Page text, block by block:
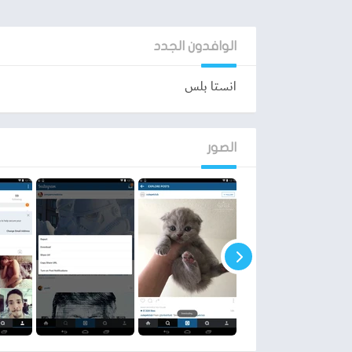
Plus الذي يسعى العديد على استخدامه لتمتع بهذه الخصائص.
تحميل انستا بلس Instagram Plus
يدعم النسخة المعادلة لتطبيقالانستجراملكل
هاتف واحد أو اصدار واحد فقط يمكنك تنزيله
تنزيل تقريباً حتى الآن وهذا يدل على مدى نجاح
يرجع إلى مايقدمه من مميزات قد لا توجد داخل
كما يمكنك تحميل انستا بلس على أجهزة
بتثبيت تطبيق انستا بلس على محاكي
المجانية التي قد لا يتطلب منك اي رسوم مقابل
الجودة الموجودة داخل التطبيق فهي لا تقل
أهم مميزات تطبيق انستا بلس
الوافدون الجدد
انستا بلس
الصور